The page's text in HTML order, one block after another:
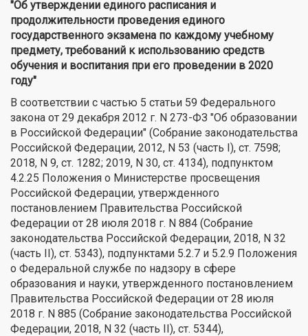
"Об утверждении единого расписания и
продолжительности проведения единого
государственного экзамена по каждому учебному
предмету, требований к использованию средств
обучения и воспитания при его проведении в 2020
году"
В соответствии с частью 5 статьи 59 Федерального
закона от 29 декабря 2012 г. N 273-ФЗ "Об образовании
в Российской Федерации" (Собрание законодательства
Российской Федерации, 2012, N 53 (часть I), ст. 7598;
2018, N 9, ст. 1282; 2019, N 30, ст. 4134), подпунктом
4.2.25 Положения о Министерстве просвещения
Российской Федерации, утвержденного
постановлением Правительства Российской
Федерации от 28 июля 2018 г. N 884 (Собрание
законодательства Российской Федерации, 2018, N 32
(часть II), ст. 5343), подпунктами 5.2.7 и 5.2.9 Положения
о Федеральной службе по надзору в сфере
образования и науки, утвержденного постановлением
Правительства Российской Федерации от 28 июля
2018 г. N 885 (Собрание законодательства Российской
Федерации, 2018, N 32 (часть II), ст. 5344),